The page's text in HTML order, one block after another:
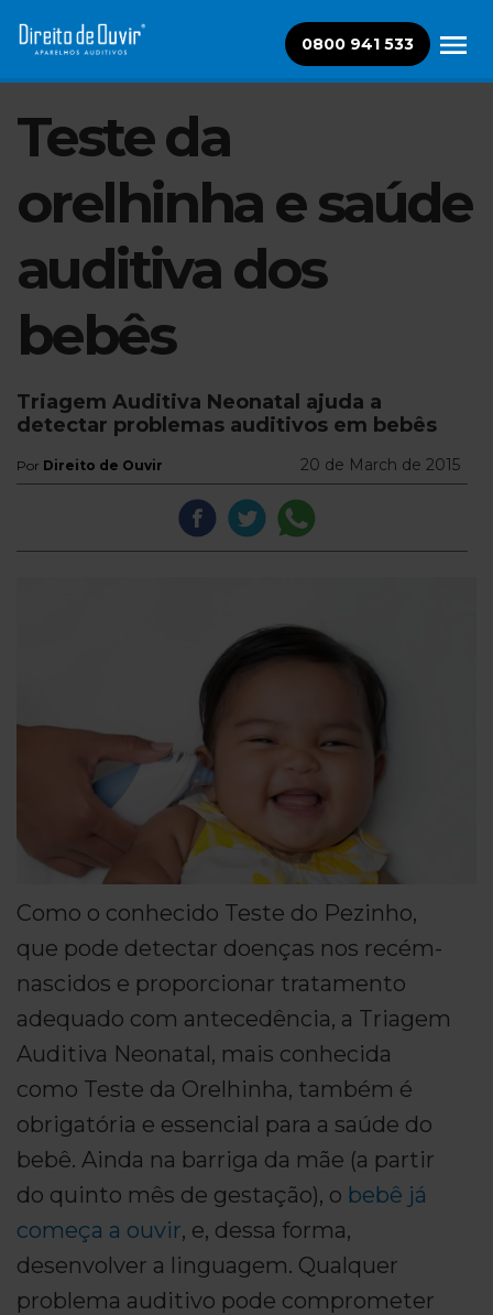
0800 941 533
Teste da
orelhinha e saúde
auditiva dos
bebês
Triagem Auditiva Neonatal ajuda a
detectar problemas auditivos em bebês
Por Direito de Ouvir 20 de March de 2015
Como o conhecido Teste do Pezinho,
que pode detectar doenças nos recém-
nascidos e proporcionar tratamento
adequado com antecedência, a Triagem
Auditiva Neonatal, mais conhecida
como Teste da Orelhinha, também é
obrigatória e essencial para a saúde do
bebê. Ainda na barriga da mãe (a partir
do quinto mês de gestação), o bebê já
começa a ouvir, e, dessa forma,
desenvolver a linguagem. Qualquer
problema auditivo pode comprometer